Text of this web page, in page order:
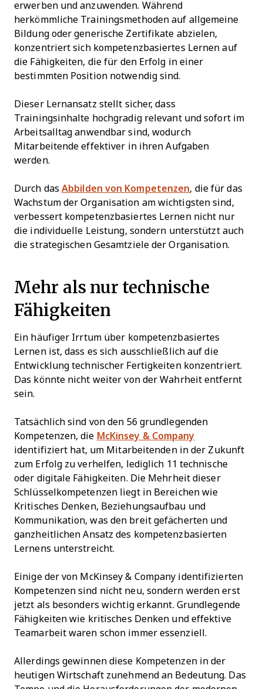
erwerben und anzuwenden. Während
herkömmliche Trainingsmethoden auf allgemeine
Bildung oder generische Zertifikate abzielen,
konzentriert sich kompetenzbasiertes Lernen auf
die Fähigkeiten, die für den Erfolg in einer
bestimmten Position notwendig sind.
Dieser Lernansatz stellt sicher, dass
Trainingsinhalte hochgradig relevant und sofort im
Arbeitsalltag anwendbar sind, wodurch
Mitarbeitende effektiver in ihren Aufgaben
werden.
Durch das Abbilden von Kompetenzen, die für das
Wachstum der Organisation am wichtigsten sind,
verbessert kompetenzbasiertes Lernen nicht nur
die individuelle Leistung, sondern unterstützt auch
die strategischen Gesamtziele der Organisation.
Mehr als nur technische
Fähigkeiten
Ein häufiger Irrtum über kompetenzbasiertes
Lernen ist, dass es sich ausschließlich auf die
Entwicklung technischer Fertigkeiten konzentriert.
Das könnte nicht weiter von der Wahrheit entfernt
sein.
Tatsächlich sind von den 56 grundlegenden
Kompetenzen, die McKinsey & Company
identifiziert hat, um Mitarbeitenden in der Zukunft
zum Erfolg zu verhelfen, lediglich 11 technische
oder digitale Fähigkeiten. Die Mehrheit dieser
Schlüsselkompetenzen liegt in Bereichen wie
Kritisches Denken, Beziehungsaufbau und
Kommunikation, was den breit gefächerten und
ganzheitlichen Ansatz des kompetenzbasierten
Lernens unterstreicht.
Einige der von McKinsey & Company identifizierten
Kompetenzen sind nicht neu, sondern werden erst
jetzt als besonders wichtig erkannt. Grundlegende
Fähigkeiten wie kritisches Denken und effektive
Teamarbeit waren schon immer essenziell.
Allerdings gewinnen diese Kompetenzen in der
heutigen Wirtschaft zunehmend an Bedeutung. Das